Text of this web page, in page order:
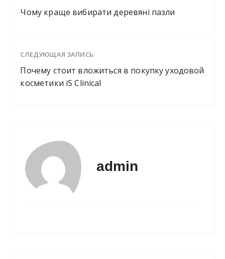
Чому краще вибирати деревяні пазли
СЛЕДУЮЩАЯ ЗАПИСЬ
Почему стоит вложиться в покупку уходовой
косметики iS Clinical
admin